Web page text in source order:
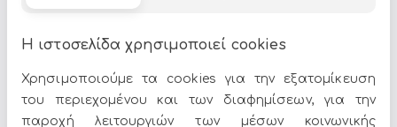
Δείτε περισσότερα στο σπίτι & διακόσμηση
Η ιστοσελίδα χρησιμοποιεί cookies
Χρησιμοποιούμε τα cookies για την εξατομίκευση
του περιεχομένου και των διαφημίσεων, για την
παροχή λειτουργιών των μέσων κοινωνικής